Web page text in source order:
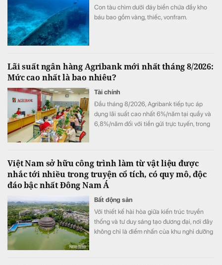
Con tàu chìm dưới đáy biển chứa đầy kho
báu bao gồm vàng, thiếc, vonfram.
Lãi suất ngân hàng Agribank mới nhất tháng 8/2026:
Mức cao nhất là bao nhiêu?
Tài chính
Đầu tháng 8/2026, Agribank tiếp tục áp
dụng lãi suất cao nhất 6%/năm tại quầy và
6,8%/năm đối với tiền gửi trực tuyến, trong
Việt Nam sở hữu công trình làm từ vật liệu được
nhắc tới nhiều trong truyện cổ tích, có quy mô, độc
đáo bậc nhất Đông Nam Á
Bất động sản
Với thiết kế hài hòa giữa kiến trúc truyền
thống và tư duy sáng tạo đương đại, nơi đây
không chỉ là điểm nhấn của khu nghỉ dưỡng